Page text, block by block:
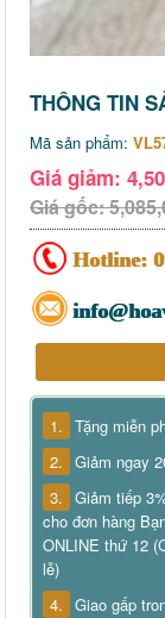
THÔNG TIN
Mã sản phẩm:
Giá giảm:
Giá gốc:
Hotline:
1. Tặng miễn
2. Giảm ngay
3. Giảm tiếp
cho đơn hàng
ONLINE thứ 12
lễ)
4. Giao gấp